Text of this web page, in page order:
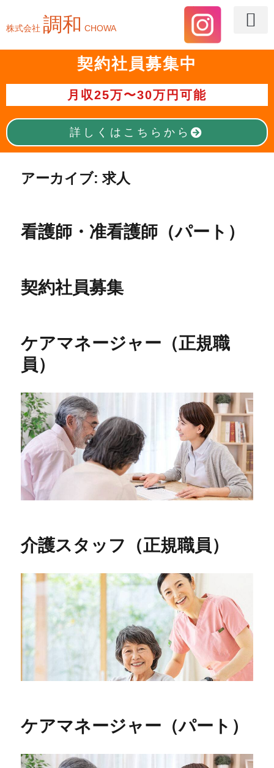
株式会社 調和 CHOWA
契約社員募集中
月収25万〜30万円可能
詳しくはこちらから
アーカイブ:求人
看護師・准看護師（パート）
契約社員募集
ケアマネージャー（正規職
員）
介護スタッフ（正規職員）
ケアマネージャー（パート）